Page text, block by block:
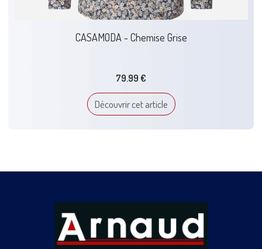
CASAMODA - Chemise Grise
79.99 €
Découvrir cet article